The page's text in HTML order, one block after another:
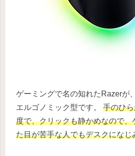
ゲーミングで名の知れたRazerが
エルゴノミック型です。 手のひ
度で、クリックも静かめなので、
た目が苦手な人でもデスクになじ